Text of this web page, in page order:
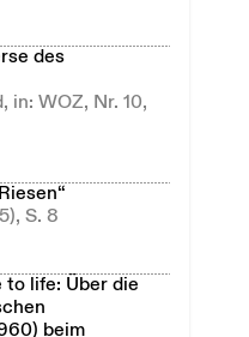
des
in: WOZ, Nr. 10,
S. 8
to life: Über die
beim